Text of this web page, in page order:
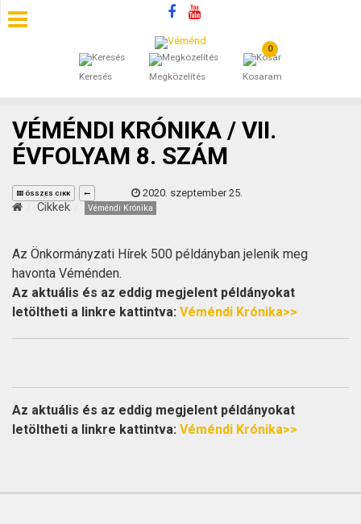
Keresés Megközelítés
0
Kosaram
SZÁLLÁSOK
ÁLTALÁNOS SZERZŐDÉSI FELTÉTELEK
KINCSES BARANYA VÉMÉND
VÉMÉNDI KRÓNIKA / VII.
ÉVFOLYAM 8. SZÁM
ÖSSZES CIKK 2020. szeptember 25.
Cikkek Véméndi Krónika
Az Önkormányzati Hírek 500 példányban jelenik meg
havonta Véménden.
Az aktuális és az eddig megjelent példányokat
letöltheti a linkre kattintva: Véméndi Krónika>>
Az aktuális és az eddig megjelent példányokat
letöltheti a linkre kattintva: Véméndi Krónika>>